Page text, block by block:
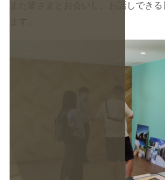
また皆さまとお会いし、お話しでき